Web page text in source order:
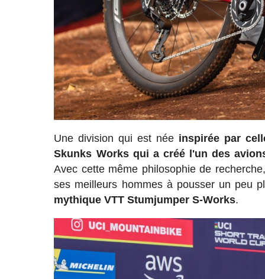
Une division qui est née inspirée par
Skunks Works qui a créé l'un des
Avec cette même philosophie de
ses meilleurs hommes à pousser un peu
mythique VTT Stumjumper S-Works.